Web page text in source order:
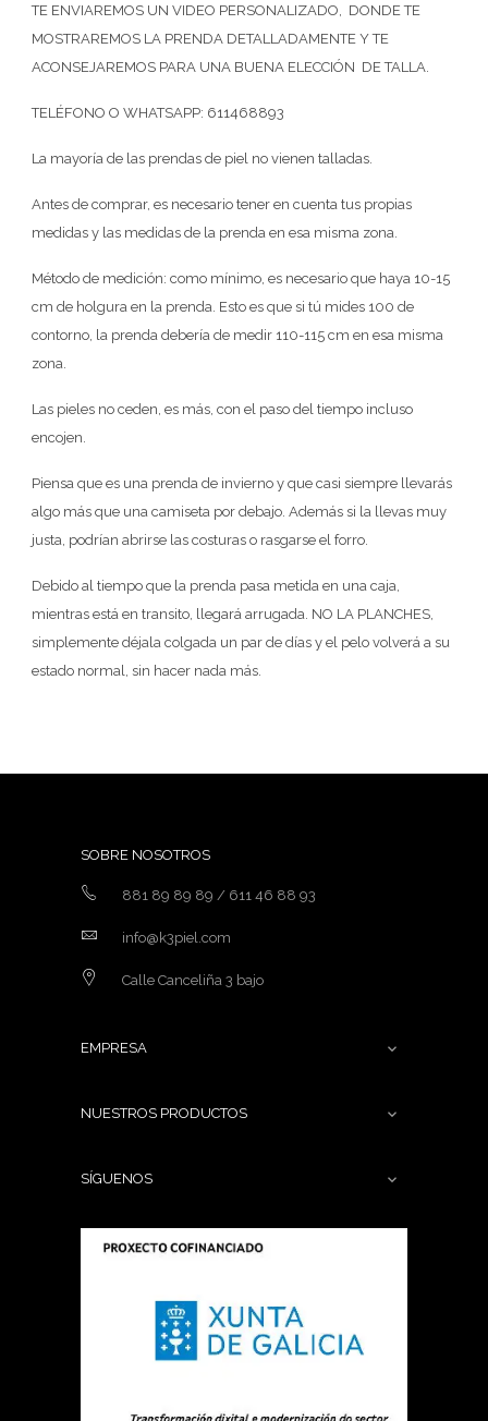
TE ENVIAREMOS UN VIDEO PERSONALIZADO, DONDE TE
MOSTRAREMOS LA PRENDA DETALLADAMENTE Y TE
ACONSEJAREMOS PARA UNA BUENA ELECCIÓN DE TALLA.
TELÉFONO O WHATSAPP: 611468893
La mayoría de las prendas de piel no vienen talladas.
Antes de comprar, es necesario tener en cuenta tus propias
medidas y las medidas de la prenda en esa misma zona.
Método de medición: como mínimo, es necesario que haya 10-15
cm de holgura en la prenda. Esto es que si tú mides 100 de
contorno, la prenda debería de medir 110-115 cm en esa misma
zona.
Las pieles no ceden, es más, con el paso del tiempo incluso
encojen.
Piensa que es una prenda de invierno y que casi siempre llevarás
algo más que una camiseta por debajo. Además si la llevas muy
justa, podrían abrirse las costuras o rasgarse el forro.
Debido al tiempo que la prenda pasa metida en una caja,
mientras está en transito, llegará arrugada. NO LA PLANCHES,
simplemente déjala colgada un par de días y el pelo volverá a su
estado normal, sin hacer nada más.
SOBRE NOSOTROS
881 89 89 89 / 611 46 88 93
info@k3piel.com
Calle Canceliña 3 bajo
EMPRESA 
NUESTROS PRODUCTOS 
SÍGUENOS 